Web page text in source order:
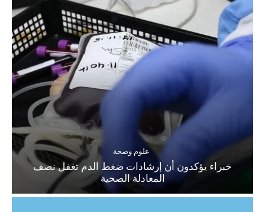
علوم وصحة
خبراء يؤكدون أن إرشادات ضغط الدم تغفل نصف
المعادلة الصحية